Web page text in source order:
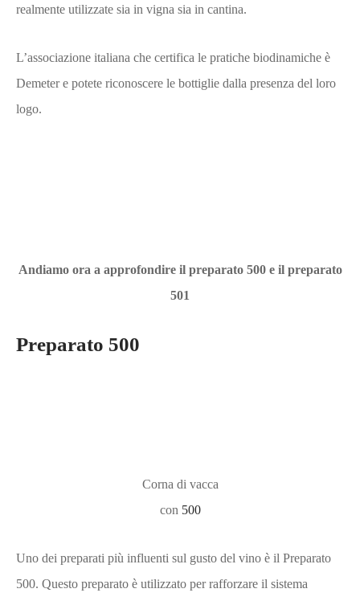
realmente utilizzate sia in vigna sia in cantina.
L’associazione italiana che certifica le pratiche biodinamiche è
Demeter e potete riconoscere le bottiglie dalla presenza del loro
logo.
Andiamo ora a approfondire il preparato 500 e il preparato
501
Preparato 500
Corna di vacca
con 500
Uno dei preparati più influenti sul gusto del vino è il Preparato
500. Questo preparato è utilizzato per rafforzare il sistema